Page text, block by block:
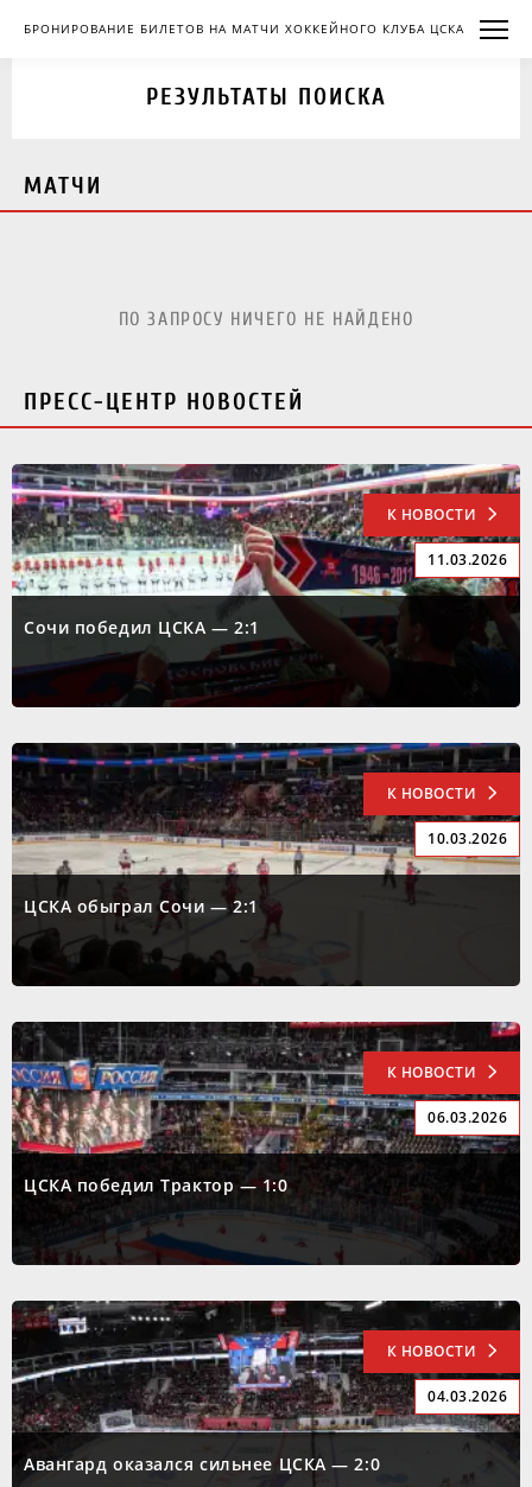
БРОНИРОВАНИЕ БИЛЕТОВ НА МАТЧИ ХОККЕЙНОГО КЛУБА ЦСКА
РЕЗУЛЬТАТЫ ПОИСКА
МАТЧИ
ПО ЗАПРОСУ НИЧЕГО НЕ НАЙДЕНО
ПРЕСС-ЦЕНТР НОВОСТЕЙ
К НОВОСТИ
11.03.2026
Сочи победил ЦСКА — 2:1
К НОВОСТИ
10.03.2026
ЦСКА обыграл Сочи — 2:1
К НОВОСТИ
06.03.2026
ЦСКА победил Трактор — 1:0
К НОВОСТИ
04.03.2026
Авангард оказался сильнее ЦСКА — 2:0